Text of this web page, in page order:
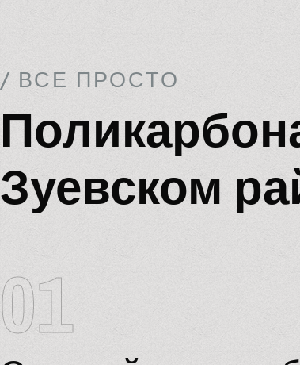
/ ВСЕ ПРОСТО
Зуевском
01